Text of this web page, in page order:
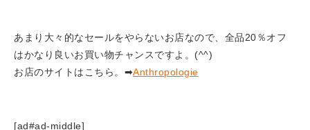
あまり大々的なセールをやらないお店なので、全品20％オフ
はかなり良いお買い物チャンスですよ。(^^)
お店のサイトはこちら。➡Anthropologie
[ad#ad-middle]